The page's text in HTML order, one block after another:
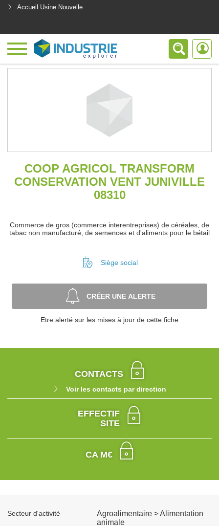
Accueil Usine Nouvelle
COOP AGRICOL TRANSFORM
CONSERVATION VENT JUNIVILLE
08310
Commerce de gros (commerce interentreprises) de céréales, de
tabac non manufacturé, de semences et d'aliments pour le bétail
Siège social
CRÉER UNE ALERTE
Etre alerté sur les mises à jour de cette fiche
CONTACTS
Voir les contacts par direction
EFFECTIF
SITE
CA M€
Secteur d'activité
Agroalimentaire > Alimentation
animale